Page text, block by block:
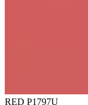
RED P1797U